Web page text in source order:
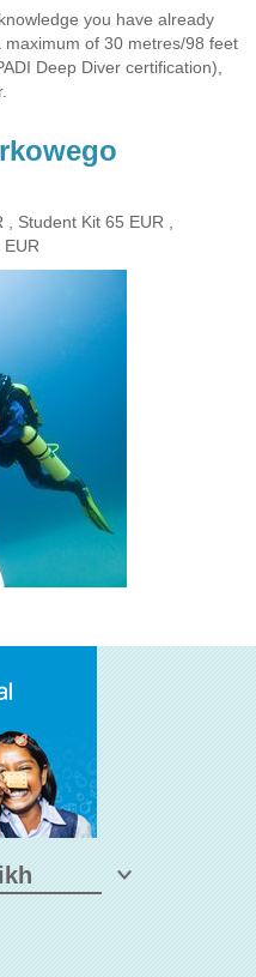
you have already
of 30 metres/98 feet
Deep Diver certification),
Student Kit 65 EUR ,